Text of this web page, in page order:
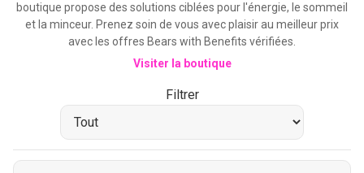
boutique propose des solutions ciblées pour l'énergie, le sommeil
et la minceur. Prenez soin de vous avec plaisir au meilleur prix
avec les offres Bears with Benefits vérifiées.
Visiter la boutique
Filtrer